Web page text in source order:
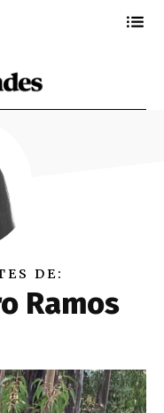
DE:
Ramos